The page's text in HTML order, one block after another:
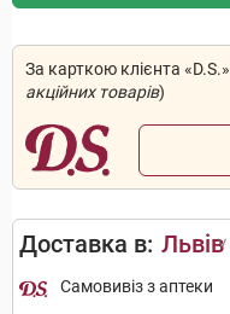
За карткою клієнта
акційних товарів)
Доставка в: Львів
Самовивіз з аптеки